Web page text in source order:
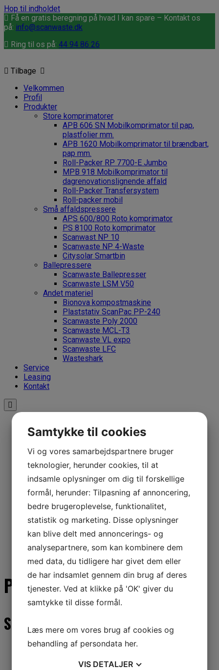
Hop til indholdet
Få en gratis beregning på hvad I kan spare – Kontakt os
på: info@scanwaste.dk
Ring til os på: 44 94 86 26
Tilbage
Velkommen
Profil
Produkter
Store komprimatorer
APB 606 SN Mobilkomprimator til pap,
plastfolier mm.
APB 1620 Mobilkomprimator til brændbart,
pap mm.
Roll-Packer RP 7700-E Jumbo
MPB 918 Mobilkomprimator til
dagrenovationslignende affald
Roll-Packer Transfersystem
Roll-packer mobil
Små affaldspressere
APS 600/800 Roto komprimator
PS 8100 Roto komprimator
Scanwast NP 10
Scanwaste NP 4-Waste
Citysolar Smartbin
Ballepressere
Scanwaste Ballepresser
Scanwaste LSM V50
Andet materiel
Bionova kompostmaskine
Plaststativ ScanPac PP-240
Scanwaste Poly 2000
Scanwaste MCL-T3
Scanwaste VL expo
Scanwaste LFC
Wasteshark
Service
Leasing
Kontakt
Produkter
Store komprimatorer
Samtykke til cookies
Vi og vores samarbejdspartnere bruger
teknologier, herunder cookies, til at
indsamle oplysninger om dig til forskellige
formål, herunder: Tilpasning af annoncering,
bedre brugeroplevelse, funktionalitet,
statistik og marketing. Disse oplysninger
kan blive delt med annoncerings- og
analysepartnere, som kan kombinere dem
med data, du tidligere har givet dem eller
de har indsamlet gennem din brug af deres
tjenester. Ved at klikke på 'OK' giver du
samtykke til disse formål.
Læs mere om vores brug af cookies og
behandling af persondata her.
VIS DETALJER